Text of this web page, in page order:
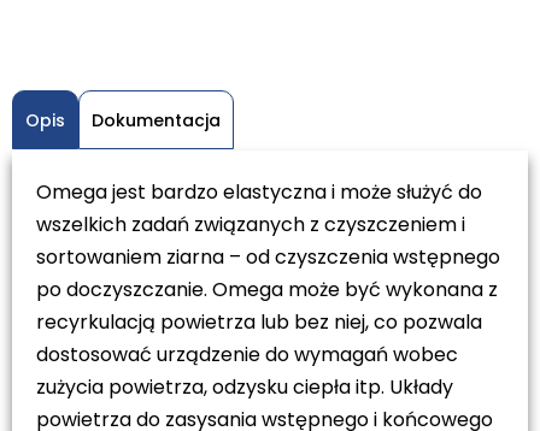
Opis Dokumentacja
Omega jest bardzo elastyczna i może służyć do
wszelkich zadań związanych z czyszczeniem i
sortowaniem ziarna – od czyszczenia wstępnego
po doczyszczanie. Omega może być wykonana z
recyrkulacją powietrza lub bez niej, co pozwala
dostosować urządzenie do wymagań wobec
zużycia powietrza, odzysku ciepła itp. Układy
powietrza do zasysania wstępnego i końcowego